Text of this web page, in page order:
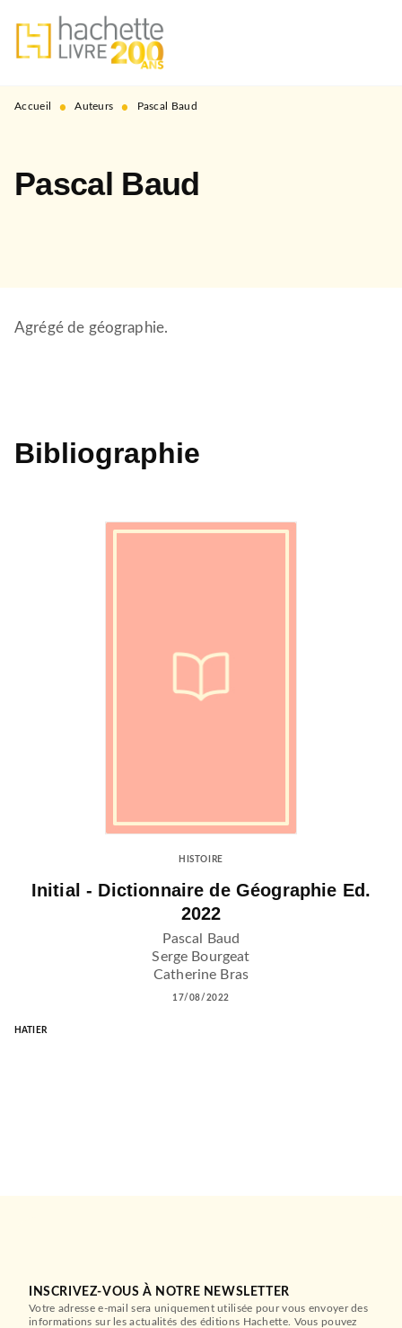
MENU RECHERCHE
PIED DE PAGE
Accueil • Auteurs • Pascal Baud
Pascal Baud
Agrégé de géographie.
Bibliographie
HISTOIRE
Initial - Dictionnaire de Géographie Ed.
2022
Pascal Baud
Serge Bourgeat
Catherine Bras
17/08/2022
HATIER
INSCRIVEZ-VOUS À NOTRE NEWSLETTER
Votre adresse e-mail sera uniquement utilisée pour vous envoyer des
informations sur les actualités des éditions Hachette. Vous pouvez